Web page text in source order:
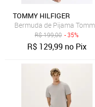
TOMMY HILFIGER
Bermuda de Pijama
R$199,00 - 35%
R$ 129,99 no Pix